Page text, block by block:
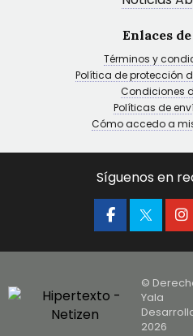
Enlaces
Términos y
Política de protección
Condiciones
Políticas de
Cómo accedo a
Síguenos en
©
Yala
2026